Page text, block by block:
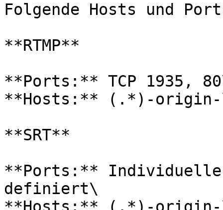
Folgende Hosts und
**RTMP**
**Ports:** TCP 1935,
**Hosts:** (.*)-origin-
**SRT**
**Ports:**
definiert\